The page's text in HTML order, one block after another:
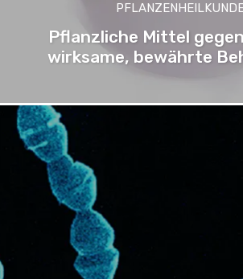
Pflanzliche Mittel
wirksame, bewährte